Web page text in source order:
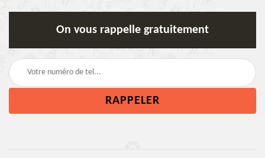
On vous rappelle gratuitement